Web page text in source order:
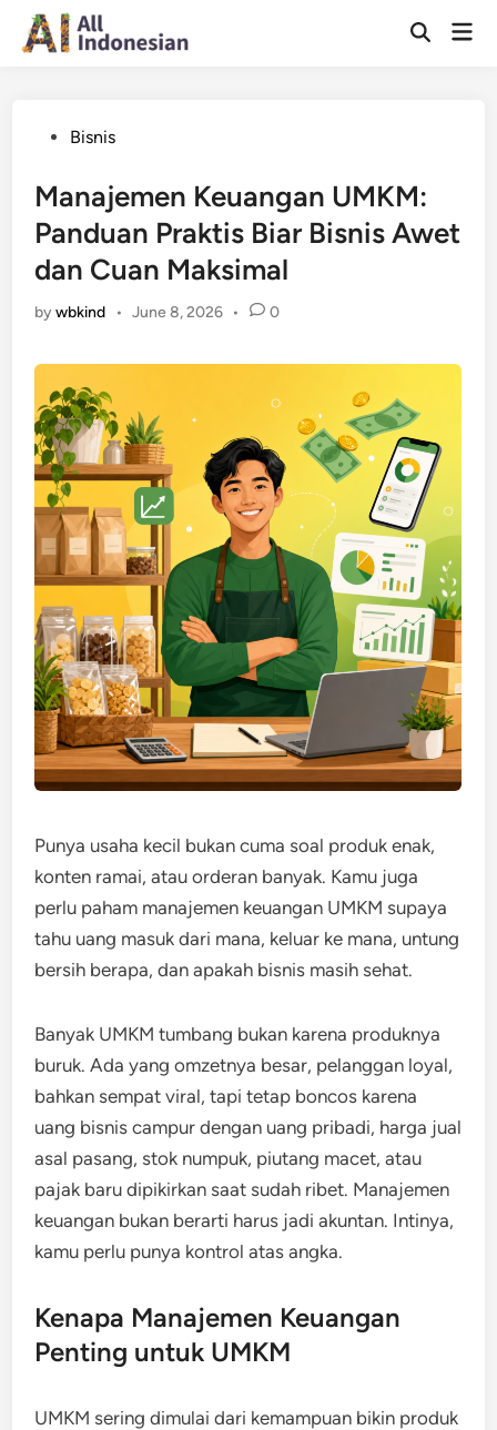
Skip
Open
PostedBisnis
Manajemen Keuangan UMKM:
Panduan Praktis Biar Bisnis Awet
dan Cuan Maksimal
bywbkind • June 8, 2026 • 0
Punya usaha kecil bukan cuma soal produk enak,
konten ramai, atau orderan banyak. Kamu juga
perlu paham manajemen keuangan UMKM supaya
tahu uang masuk dari mana, keluar ke mana, untung
bersih berapa, dan apakah bisnis masih sehat.
Banyak UMKM tumbang bukan karena produknya
buruk. Ada yang omzetnya besar, pelanggan loyal,
bahkan sempat viral, tapi tetap boncos karena
uang bisnis campur dengan uang pribadi, harga jual
asal pasang, stok numpuk, piutang macet, atau
pajak baru dipikirkan saat sudah ribet. Manajemen
keuangan bukan berarti harus jadi akuntan. Intinya,
kamu perlu punya kontrol atas angka.
Kenapa Manajemen Keuangan
Penting untuk UMKM
UMKM sering dimulai dari kemampuan bikin produk